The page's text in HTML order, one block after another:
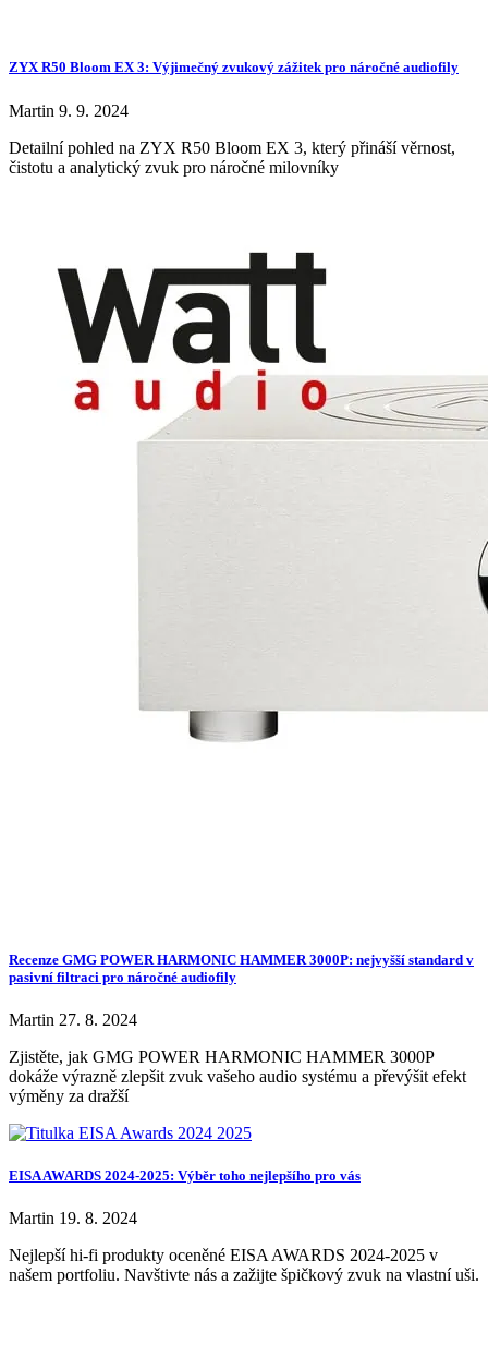
ZYX R50 Bloom EX 3: Výjimečný zvukový zážitek pro náročné audiofily
Martin 9. 9. 2024
Detailní pohled na ZYX R50 Bloom EX 3, který přináší věrnost,
čistotu a analytický zvuk pro náročné milovníky
Recenze GMG POWER HARMONIC HAMMER 3000P: nejvyšší standard v
pasivní filtraci pro náročné audiofily
Martin 27. 8. 2024
Zjistěte, jak GMG POWER HARMONIC HAMMER 3000P
dokáže výrazně zlepšit zvuk vašeho audio systému a převýšit efekt
výměny za dražší
EISA AWARDS 2024-2025: Výběr toho nejlepšího pro vás
Martin 19. 8. 2024
Nejlepší hi-fi produkty oceněné EISA AWARDS 2024-2025 v
našem portfoliu. Navštivte nás a zažijte špičkový zvuk na vlastní uši.